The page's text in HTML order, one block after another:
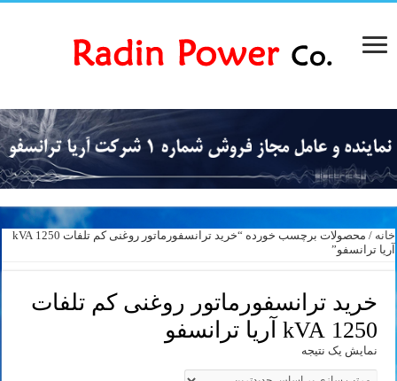
خانه
/ محصولات برچسب خورده “خرید ترانسفورماتور روغنی کم تلفات 1250 kVA
آریا ترانسفو”
خرید ترانسفورماتور روغنی کم تلفات
1250 kVA آریا ترانسفو
نمایش یک نتیجه